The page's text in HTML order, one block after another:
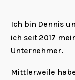
Ich bin Dennis
ich seit 2017
Unternehmer.
Mittlerweile